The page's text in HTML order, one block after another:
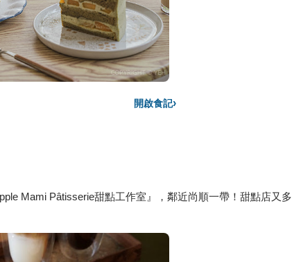
開啟食記›
Mami Pâtisserie甜點工作室』，鄰近尚順一帶！甜點店又多